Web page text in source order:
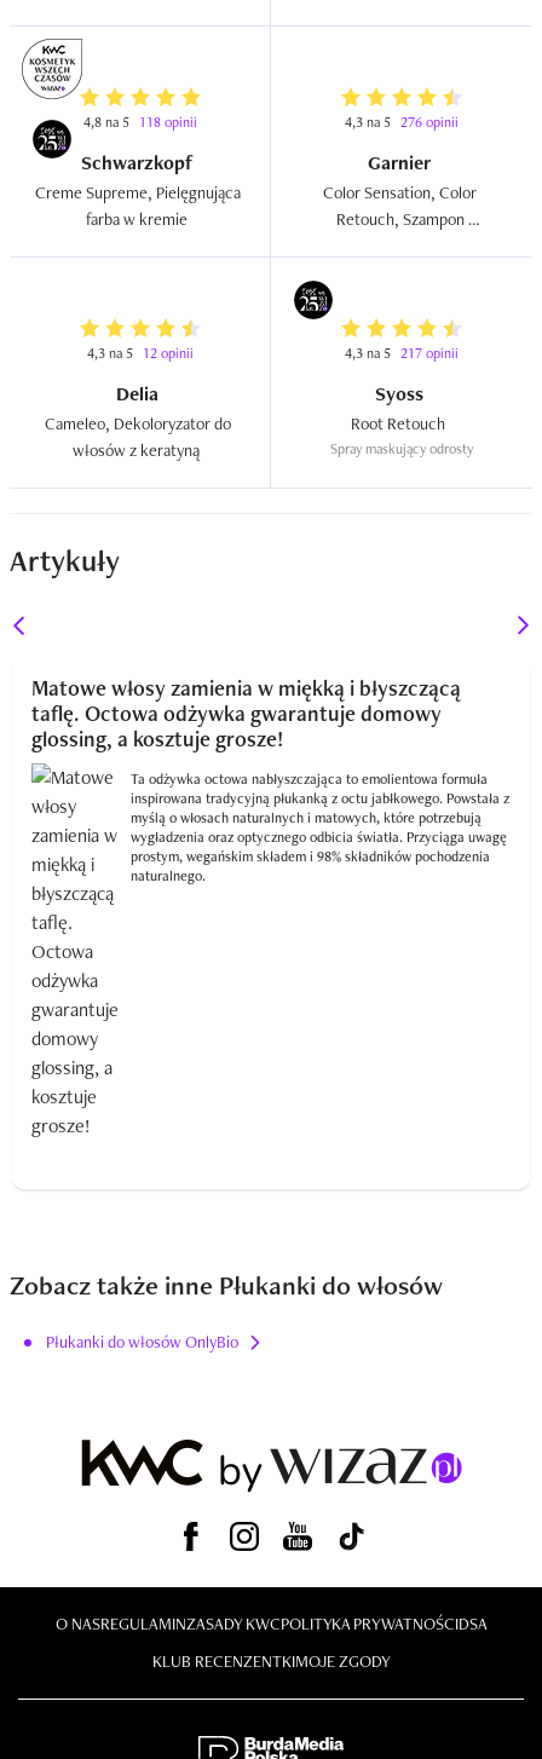
4,8 na 5 118 opinii
Schwarzkopf
Creme Supreme, Pielęgnująca
4,3 na 5 276 opinii
Garnier
Color Sensation, Color
Retouch, Szampon
4,3 na 5 12 opinii
Delia
Cameleo, Dekoloryzator do
4,3 na 5 217 opinii
Syoss
Spray maskujący odrosty
Artykuły
Matowe włosy zamienia w miękką i błyszczącą
taflę. Octowa odżywka gwarantuje domowy
glossing, a kosztuje grosze!
Ta odżywka octowa nabłyszczająca to emolientowa formuła
inspirowana tradycyjną płukanką z octu jabłkowego. Powstała z
myślą o włosach naturalnych i matowych, które potrzebują
wygładzenia oraz optycznego odbicia światła. Przyciąga uwagę
prostym, wegańskim składem i 98% składników pochodzenia
naturalnego.
Zobacz także inne Płukanki do włosów
Płukanki do włosów OnlyBio
O NASREGULAMINZASADY KWCPOLITYKA PRYWATNOŚCIDSA
KLUB RECENZENTKIMOJE ZGODY